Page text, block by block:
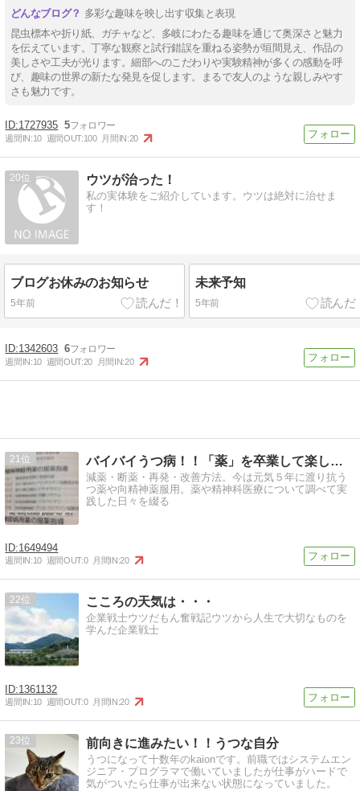
多彩な趣味を映し出す収集と表現
昆虫標本や折り紙、ガチャなど、多岐にわたる趣味を通じて奥深さと魅力
を伝えています。丁寧な観察と試行錯誤を重ねる姿勢が垣間見え、作品の
美しさや工夫が光ります。細部へのこだわりや実験精神が多くの感動を呼
び、趣味の世界の新たな発見を促します。まるで友人のような親しみやす
さも魅力です。
1727935 5
週間IN:10 週間OUT:100 月間IN:20
20 ウツが治った！
私の実体験をご紹介しています。ウツは絶対に治せま
す！
ブログお休みのお知らせ
5年前
未来予知
5年前
1342603 6
週間IN:10 週間OUT:20 月間IN:20
21 バイバイうつ病！！「薬」を卒業して楽しく生きる
減薬・断薬・再発・改善方法。今は元気５年に渡り抗う
つ薬や向精神薬服用。薬や精神科医療について調べて実
践した日々を綴る
1649494
週間IN:10 週間OUT:0 月間IN:20
22 こころの天気は・・・
企業戦士ウツだもん奮戦記ウツから人生で大切なものを
学んだ企業戦士
1361132
週間IN:10 週間OUT:0 月間IN:20
23 前向きに進みたい！！うつな自分
うつになって十数年のkaionです。前職ではシステムエン
ジニア・プログラマで働いていましたが仕事がハードで
気がついたら仕事が出来ない状態になっていました。